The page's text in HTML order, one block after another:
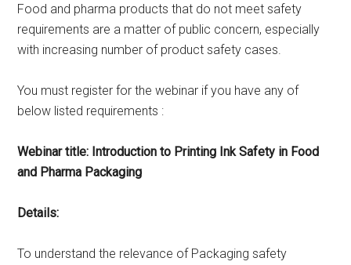
Food and pharma products that do not meet safety
requirements are a matter of public concern, especially
with increasing number of product safety cases.
You must register for the webinar if you have any of
below listed requirements :
Webinar title: Introduction to Printing Ink Safety in Food
and Pharma Packaging
Details:
To understand the relevance of Packaging safety